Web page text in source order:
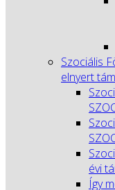
Szociális
elnyert
évi
Így